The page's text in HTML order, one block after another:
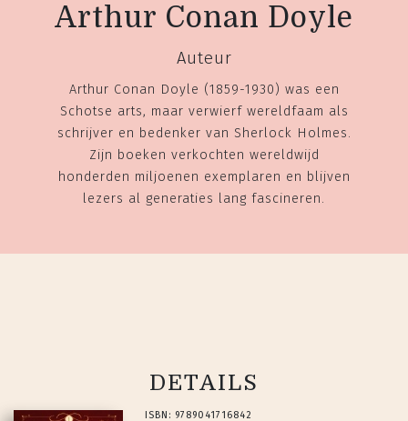
Arthur Conan Doyle
Auteur
Arthur Conan Doyle (1859-1930) was een
Schotse arts, maar verwierf wereldfaam als
schrijver en bedenker van Sherlock Holmes.
Zijn boeken verkochten wereldwijd
honderden miljoenen exemplaren en blijven
lezers al generaties lang fascineren.
DETAILS
ISBN: 9789041716842